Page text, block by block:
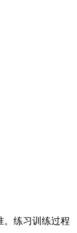
。练习训练过程